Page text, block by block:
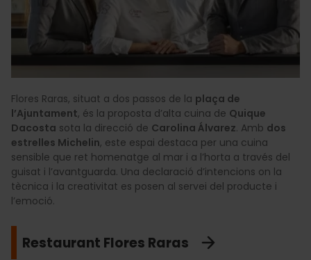
Flores Raras, situat a dos passos de la plaça de
l’Ajuntament, és la proposta d’alta cuina de Quique
Dacosta sota la direcció de Carolina Álvarez. Amb dos
estrelles Michelin, este espai destaca per una cuina
sensible que ret homenatge al mar i a l’horta a través del
guisat i l’avantguarda. Una declaració d’intencions on la
tècnica i la creativitat es posen al servei del producte i
l’emoció.
Restaurant Flores Raras